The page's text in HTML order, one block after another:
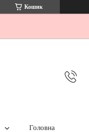
Кошик
Головна